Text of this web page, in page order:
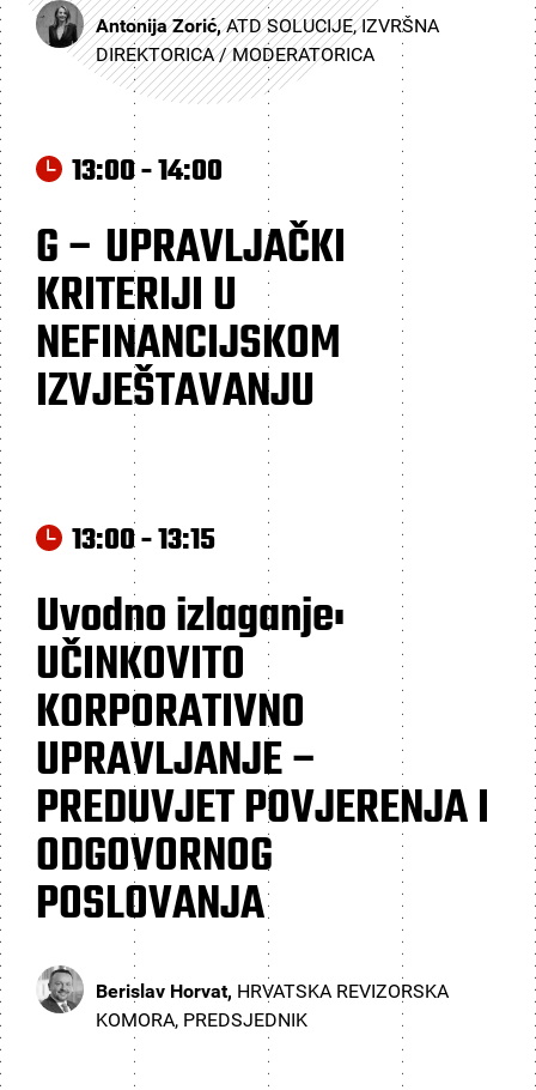
Antonija Zorić,ATD SOLUCIJE, IZVRŠNA
DIREKTORICA / MODERATORICA
13:00 - 14:00
G – UPRAVLJAČKI
KRITERIJI U
NEFINANCIJSKOM
IZVJEŠTAVANJU
13:00 - 13:15
Uvodno izlaganje:
UČINKOVITO
KORPORATIVNO
UPRAVLJANJE –
PREDUVJET POVJERENJA I
ODGOVORNOG
POSLOVANJA
Berislav Horvat, HRVATSKA REVIZORSKA
KOMORA, PREDSJEDNIK